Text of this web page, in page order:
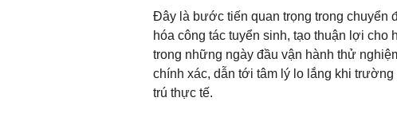
Đây là bước tiến quan trọng trong chuyển
hóa công tác tuyển sinh, tạo thuận lợi
trong những ngày đầu vận hành thử
chính xác, dẫn tới tâm lý lo lắng khi
trú thực tế.